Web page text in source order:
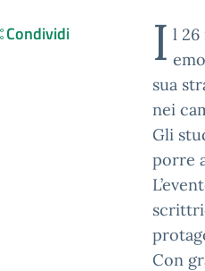
I l 26
sua
nei
Gli
porre
Con
Condividi